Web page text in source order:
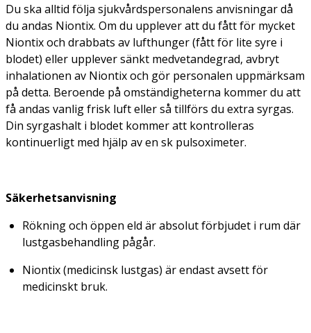
Du ska alltid följa sjukvårdspersonalens anvisningar då
du andas Niontix. Om du upplever att du fått för mycket
Niontix och drabbats av lufthunger (fått för lite syre i
blodet) eller upplever sänkt medvetandegrad, avbryt
inhalationen av Niontix och gör personalen uppmärksam
på detta. Beroende på omständigheterna kommer du att
få andas vanlig frisk luft eller så tillförs du extra syrgas.
Din syrgashalt i blodet kommer att kontrolleras
kontinuerligt med hjälp av en sk pulsoximeter.
Säkerhetsanvisning
Rökning och öppen eld är absolut förbjudet i rum där
lustgasbehandling pågår.
Niontix (medicinsk lustgas) är endast avsett för
medicinskt bruk.